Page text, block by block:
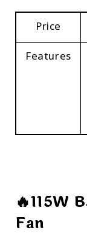
Price
Features
🔥115W
Fan